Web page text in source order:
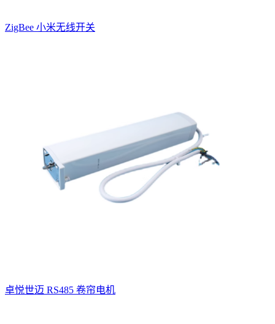
ZigBee 小米无线开关
卓悦世迈 RS485 卷帘电机